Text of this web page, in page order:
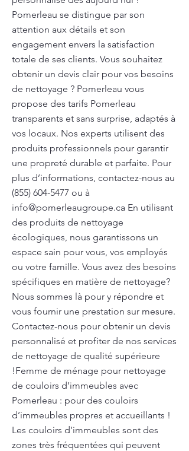
Pomerleau se distingue par son
attention aux détails et son
engagement envers la satisfaction
totale de ses clients. Vous souhaitez
obtenir un devis clair pour vos besoins
de nettoyage ? Pomerleau vous
propose des tarifs Pomerleau
transparents et sans surprise, adaptés à
vos locaux. Nos experts utilisent des
produits professionnels pour garantir
une propreté durable et parfaite. Pour
plus d’informations, contactez-nous au
(855) 604-5477 ou à
info@pomerleaugroupe.ca En utilisant
des produits de nettoyage
écologiques, nous garantissons un
espace sain pour vous, vos employés
ou votre famille. Vous avez des besoins
spécifiques en matière de nettoyage?
Nous sommes là pour y répondre et
vous fournir une prestation sur mesure.
Contactez-nous pour obtenir un devis
personnalisé et profiter de nos services
de nettoyage de qualité supérieure
!Femme de ménage pour nettoyage
de couloirs d’immeubles avec
Pomerleau : pour des couloirs
d’immeubles propres et accueillants !
Les couloirs d’immeubles sont des
zones très fréquentées qui peuvent